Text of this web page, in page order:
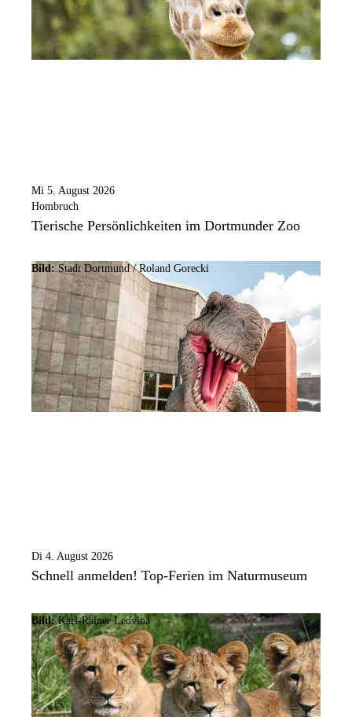
Mi 5. August 2026
Hombruch
Tierische Persönlichkeiten im Dortmunder Zoo
Bild:Stadt Dortmund / Roland Gorecki
Di 4. August 2026
Schnell anmelden! Top-Ferien im Naturmuseum
Bild: Karl-Rainer Ledvina